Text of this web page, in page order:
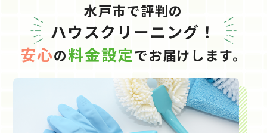
水戸市で評判の
ハウスクリーニング！
安心の料金設定でお届けします。